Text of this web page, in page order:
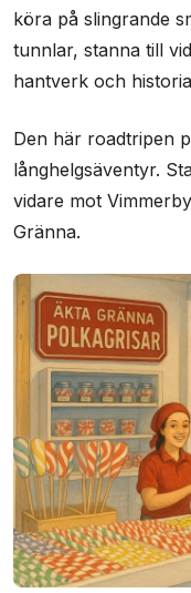
köra på slingrande
tunnlar, stanna till
hantverk och
Den här roadtripen
långhelgsäventyr.
vidare mot
Gränna.